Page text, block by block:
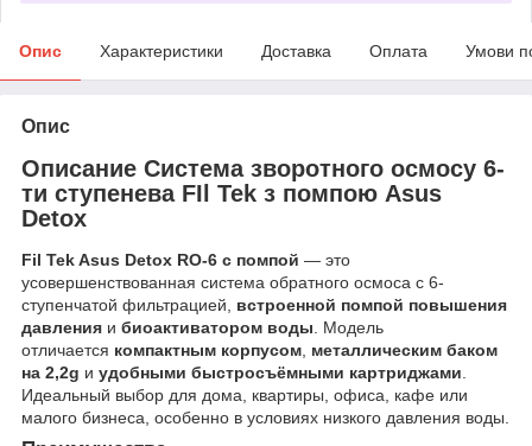
Опис Характеристики Доставка Оплата Умови
Опис
Описание Система зворотного осмосу 6-
ти ступенева FIl Tek з помпою Asus
Detox
Fil Tek Asus Detox RO-6 с помпой — это
усовершенствованная система обратного осмоса с 6-
ступенчатой фильтрацией, встроенной помпой повышения
давления и биоактиватором воды. Модель
отличается компактным корпусом, металлическим баком
на 2,2g и удобными быстросъёмными картриджами.
Идеальный выбор для дома, квартиры, офиса, кафе или
малого бизнеса, особенно в условиях низкого давления воды.